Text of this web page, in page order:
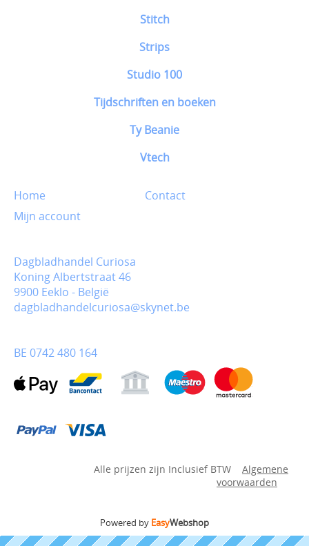
Stitch
Strips
Studio 100
Tijdschriften en boeken
Ty Beanie
Vtech
Home
Contact
Mijn account
Dagbladhandel Curiosa
Koning Albertstraat 46
9900 Eeklo - België
dagbladhandelcuriosa@skynet.be
BE 0742 480 164
Alle prijzen zijn Inclusief BTW
Algemene
voorwaarden
Powered by EasyWebshop